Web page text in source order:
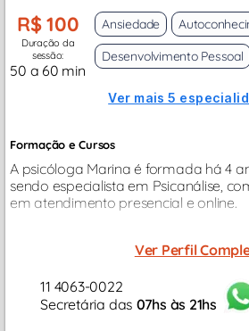
R$ 100
Duração da
sessão:
50 a 60 min
Ansiedade
Desenvolvimento Pessoal
Ver mais 5
Formação e Cursos
A psicóloga Marina é formada há 4
sendo especialista em Psicanálise,
em atendimento presencial e online.
Ver Perfil
11 4063-0022
Secretária das 07hs às 21hs